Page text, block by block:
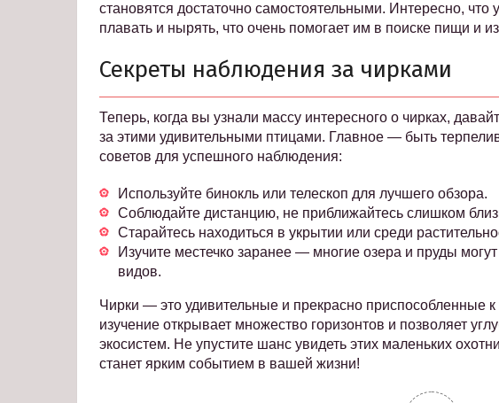
становятся достаточно самостоятельными. Интересно,
плавать и нырять, что очень помогает им в поиске пищи и
Секреты наблюдения за чирками
Теперь, когда вы узнали массу интересного о чирках,
за этими удивительными птицами. Главное — быть
советов для успешного наблюдения:
Используйте бинокль или телескоп для лучшего обзора.
Соблюдайте дистанцию, не приближайтесь слишком
Старайтесь находиться в укрытии или среди
Изучите местечко заранее — многие озера и пруды
видов.
Чирки — это удивительные и прекрасно приспособленные
изучение открывает множество горизонтов и позволяет
экосистем. Не упустите шанс увидеть этих маленьких
станет ярким событием в вашей жизни!